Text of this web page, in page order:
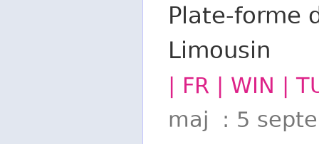
Plate-forme
Limousin
| FR | WIN |
maj : 5